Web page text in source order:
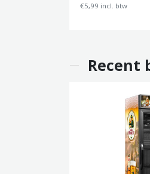
€5,99 incl. btw
Recent